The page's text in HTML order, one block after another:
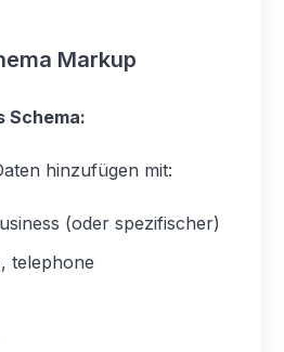
Markup
Schema:
hinzufügen mit:
(oder spezifischer)
telephone